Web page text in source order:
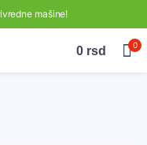
mašine!
0 rsd 0